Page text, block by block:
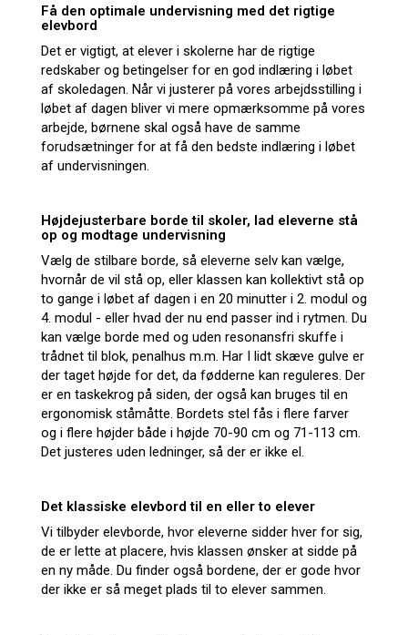
Få den optimale undervisning med det rigtige
elevbord
Det er vigtigt, at elever i skolerne har de rigtige
redskaber og betingelser for en god indlæring i løbet
af skoledagen. Når vi justerer på vores arbejdsstilling i
løbet af dagen bliver vi mere opmærksomme på vores
arbejde, børnene skal også have de samme
forudsætninger for at få den bedste indlæring i løbet
af undervisningen.
Højdejusterbare borde til skoler, lad eleverne stå
op og modtage undervisning
Vælg de stilbare borde, så eleverne selv kan vælge,
hvornår de vil stå op, eller klassen kan kollektivt stå op
to gange i løbet af dagen i en 20 minutter i 2. modul og
4. modul - eller hvad der nu end passer ind i rytmen. Du
kan vælge borde med og uden resonansfri skuffe i
trådnet til blok, penalhus m.m. Har I lidt skæve gulve er
der taget højde for det, da fødderne kan reguleres. Der
er en taskekrog på siden, der også kan bruges til en
ergonomisk ståmåtte. Bordets stel fås i flere farver
og i flere højder både i højde 70-90 cm og 71-113 cm.
Det justeres uden ledninger, så der er ikke el.
Det klassiske elevbord til en eller to elever
Vi tilbyder elevborde, hvor eleverne sidder hver for sig,
de er lette at placere, hvis klassen ønsker at sidde på
en ny måde. Du finder også bordene, der er gode hvor
der ikke er så meget plads til to elever sammen.